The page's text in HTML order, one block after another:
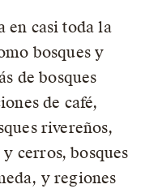
en casi toda la
bosques y
de bosques
de café,
rivereños,
cerros, bosques
y regiones